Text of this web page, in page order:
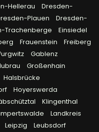
Hellerau
Dresden-
Plauen
Dresden-
Trachenberge
Einsiedel
Frauenstein
Freiberg
Gablenz
Großenhain
Halsbrücke
Hoyerswerda
Klingenthal
Landkreis
Leipzig
Leubsdorf